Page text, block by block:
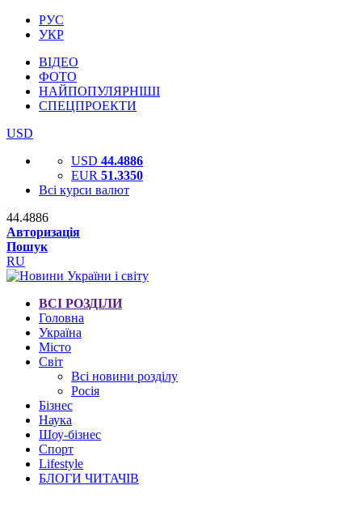
РУС
УКР
ВІДЕО
ФОТО
НАЙПОПУЛЯРНІШІ
СПЕЦПРОЕКТИ
USD
USD 44.4886
EUR 51.3350
Всі курси валют
44.4886
Авторизація
Пошук
RU
ВСІ РОЗДІЛИ
Головна
Україна
Місто
Світ
Всі новини розділу
Росія
Бізнес
Наука
Шоу-бізнес
Спорт
Lifestyle
БЛОГИ ЧИТАЧІВ